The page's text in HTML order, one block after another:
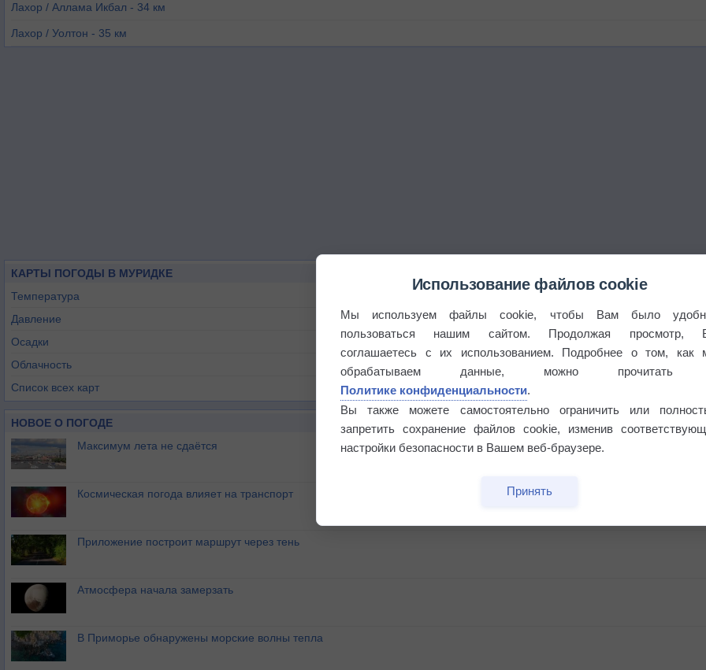
Лахор / Аллама Икбал - 34 км
Лахор / Уолтон - 35 км
КАРТЫ ПОГОДЫ В МУРИДКЕ
Температура
Давление
Осадки
Облачность
Список всех карт
НОВОЕ О ПОГОДЕ
Максимум лета не сдаётся
Космическая погода влияет на транспорт
Приложение построит маршрут через тень
Атмосфера начала замерзать
В Приморье обнаружены морские волны тепла
Использование файлов cookie
Мы используем файлы cookie, чтобы Вам было
пользоваться нашим сайтом. Продолжая просмотр,
соглашаетесь с их использованием. Подробнее о том, как
обрабатываем данные, можно прочитать
Политике конфиденциальности.
Вы также можете самостоятельно ограничить или
запретить сохранение файлов cookie, изменив
настройки безопасности в Вашем веб-браузере.
Принять